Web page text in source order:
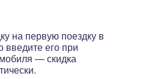
на первую поездку в
его при
— скидка